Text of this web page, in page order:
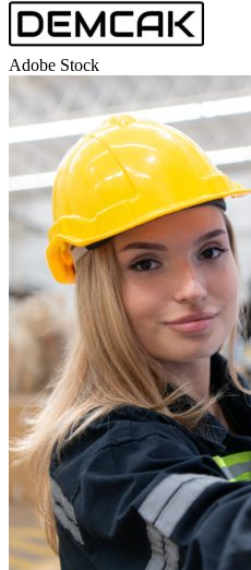
Adobe Stock